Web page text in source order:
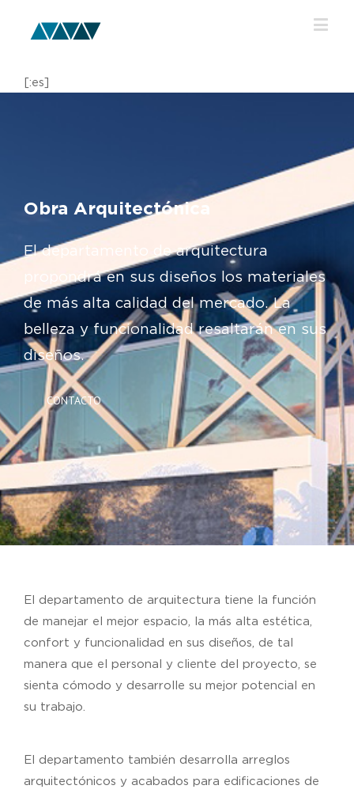
[:es]
Obra Arquitectónica
El departamento de arquitectura
propondrá en sus diseños los materiales
de más alta calidad del mercado. La
belleza y funcionalidad resaltarán en sus
diseños.
CONTACTO
El departamento de arquitectura tiene la función
de manejar el mejor espacio, la más alta estética,
confort y funcionalidad en sus diseños, de tal
manera que el personal y cliente del proyecto, se
sienta cómodo y desarrolle su mejor potencial en
su trabajo.
El departamento también desarrolla arreglos
arquitectónicos y acabados para edificaciones de